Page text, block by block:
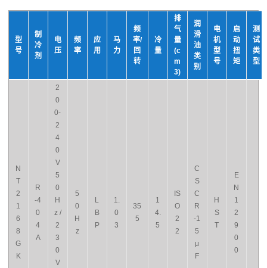
型
号
制
冷
剂
电
压
频
率
应
用
马
力
频
率/
回
转
冷
量
排
气
量
(c
m
3)
润
滑
油
类
别
电
机
型
号
启
动
扭
矩
测
试
类
型
N
T
2
1
6
8
G
K
R
-4
0
4
A
2
0
0-
2
4
0
V
5
0
H
z /
2
3
0
V
5
0
H
z
L
B
P
1.
0
3
35
5
1
4.
5
IS
O
2
2
C
S
C
R
-1
5
μ
F
H
S
T
E
N
1
2
9
0
0